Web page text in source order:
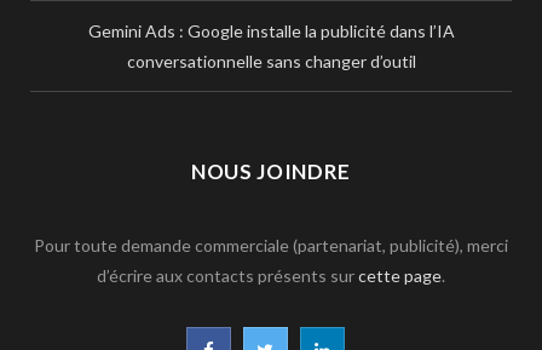
Gemini Ads : Google installe la publicité dans l’IA
conversationnelle sans changer d’outil
NOUS JOINDRE
Pour toute demande commerciale (partenariat, publicité), merci
d’écrire aux contacts présents surcette page.